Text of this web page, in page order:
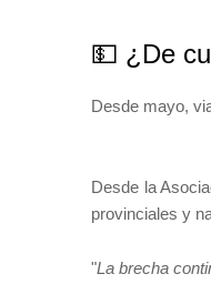
💵 ¿De
Desde mayo,
Desde la
provinciales y
"La brecha